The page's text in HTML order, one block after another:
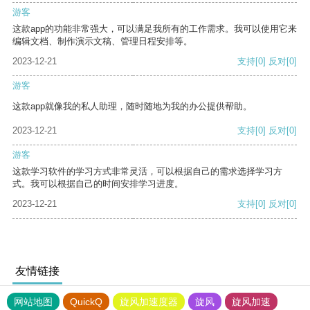
游客
这款app的功能非常强大，可以满足我所有的工作需求。我可以使用它来
编辑文档、制作演示文稿、管理日程安排等。
2023-12-21
支持[0] 反对[0]
游客
这款app就像我的私人助理，随时随地为我的办公提供帮助。
2023-12-21 支持[0] 反对[0]
游客
这款学习软件的学习方式非常灵活，可以根据自己的需求选择学习方
式。我可以根据自己的时间安排学习进度。
2023-12-21
支持[0] 反对[0]
友情链接
网站地图 QuickQ 旋风加速度器 旋风 旋风加速